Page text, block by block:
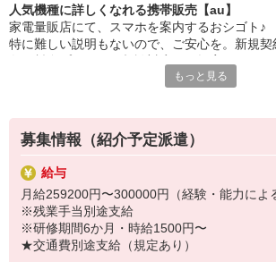
丁寧な研修もあるので、
みなさんから働きやすいと好評です♪
最新アプリ事情やお得なプラン、
スマホの裏ワザを学べるチャンス♪
￣￣￣￣￣￣￣￣￣￣￣
▼オフィスワーク
事務、経理、データ入力、コールセンター
▼工場・製造・軽作業系
機械/食品製造・梱包・仕分け・加工・組立
▼美容系
眉毛サロンのアイブロウ・ネイリスト・エ
▼営業・販売
法人営業・アパレル販売・個別指導塾・人
人気機種に詳しくなれる携帯販売【au】
家電量販店にて、スマホを案内するおシゴト♪
特に難しい説明もないので、ご安心を。新規契
満足度◎
■携帯やインターネット販売業務
docomo(ドコモ)/au(エーユー)・KDDI/
の大手キャリアから
ワイモバイル(Y!mobille)、楽天モバイル、UQ
広く紹介可能♪
人気のApple（アップル）店舗もございます！
もっと見る
募集情報（紹介予定派遣）
給与
月給259200円〜300000円（経験・能力によ
※残業手当別途支給
※研修期間6か月・時給1500円〜
★交通費別途支給（規定あり）